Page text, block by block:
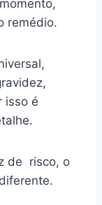
remédio.
isso é
de risco, o